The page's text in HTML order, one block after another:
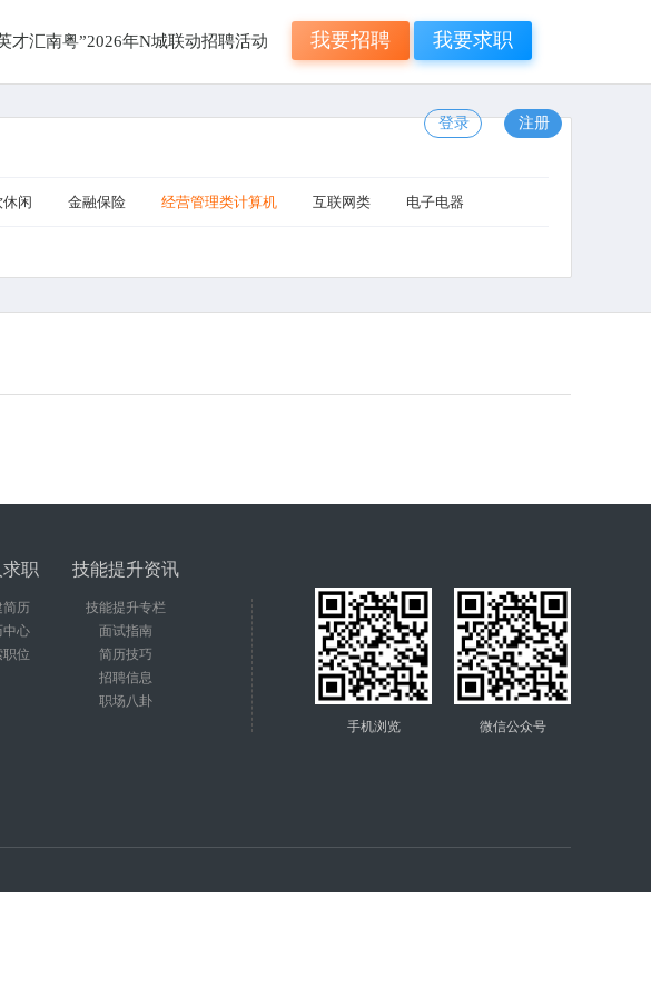
才汇南粤”2026年N城联动招聘活动 我要招聘 我要求职
登录
注册
闲 金融保险 经营管理类计算机 互联网类 电子电器
职
简历
中心
职位
技能提升资讯
技能提升专栏
面试指南
简历技巧
招聘信息
职场八卦
微信公众号
手机浏览